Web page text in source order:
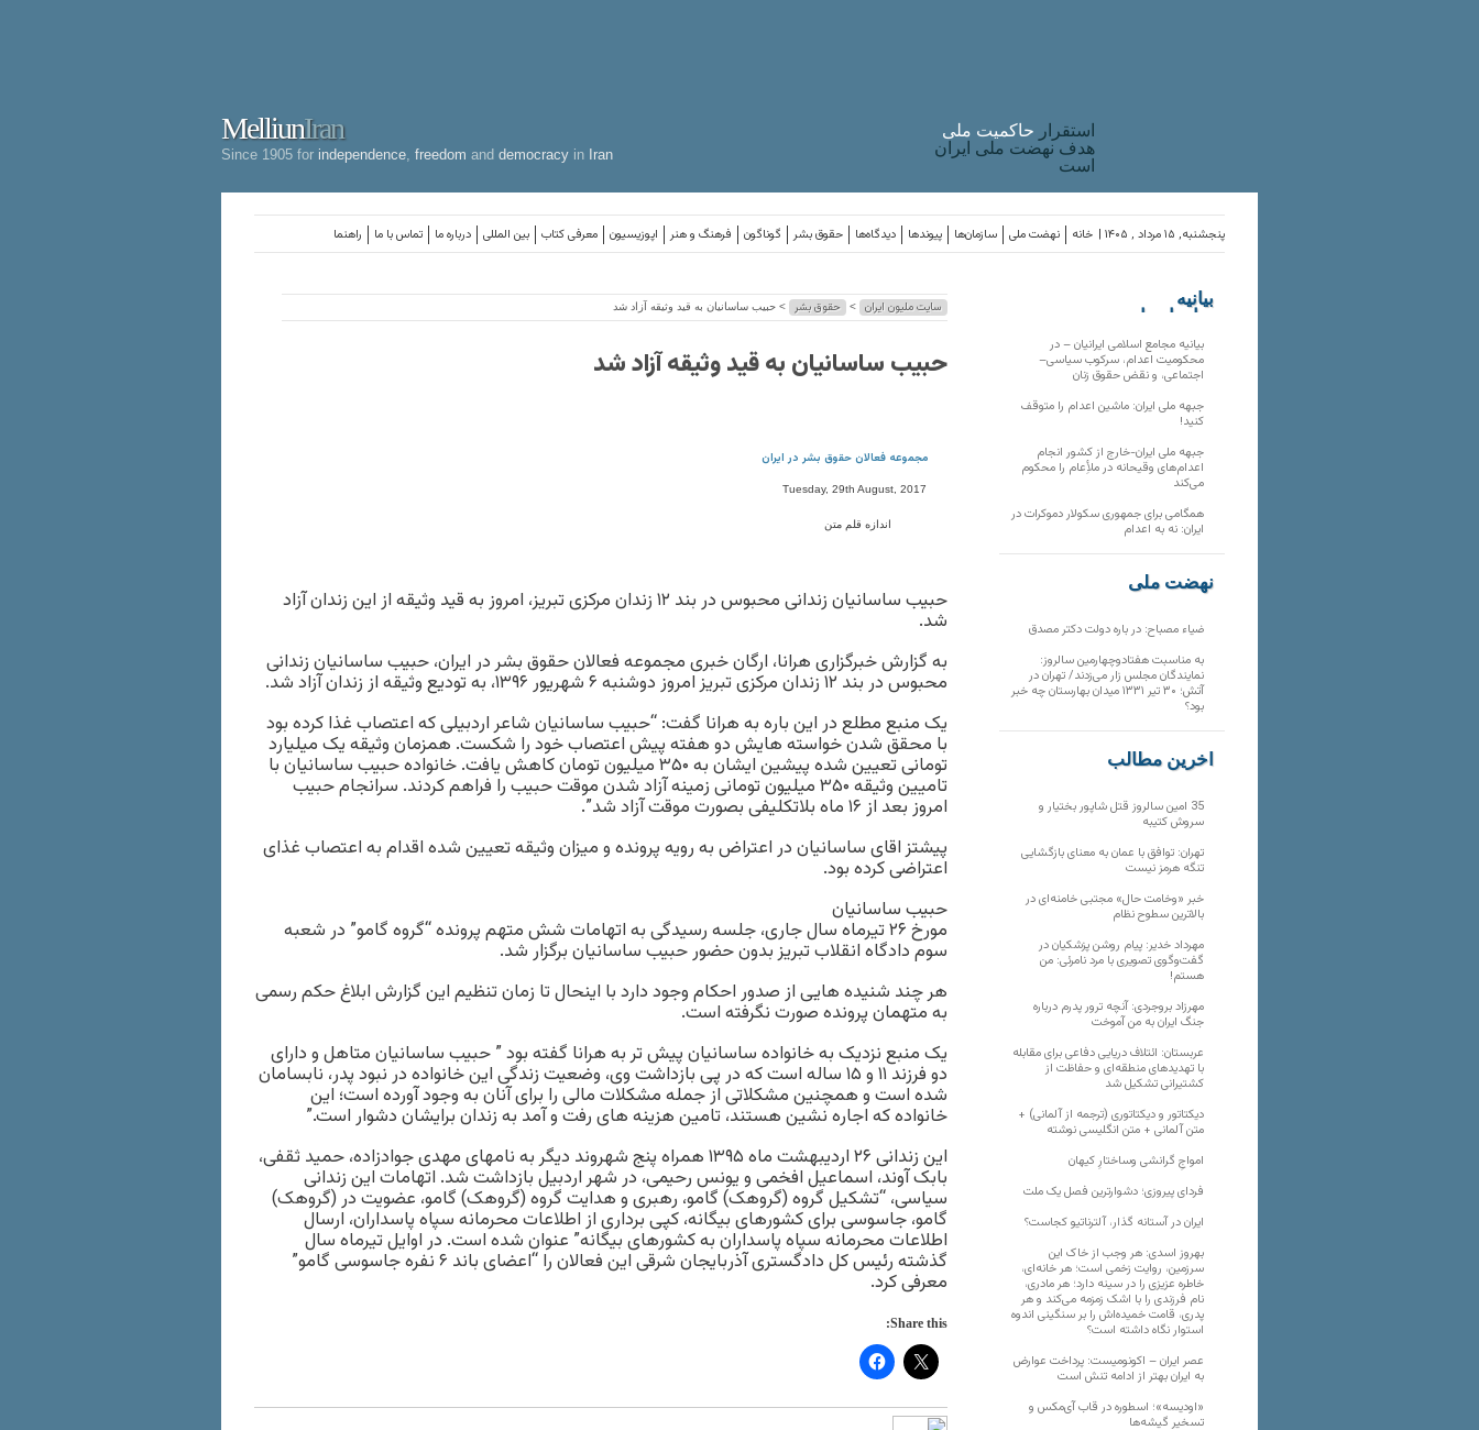
MelliunIran
Since 1905 for independence freedom and democracy in Iran
استقرار حاکميت ملی
هدف نهضت ملی ایران
است
راهنما تماس با ما درباره ما بین المللی معرفی کتاب اپوزیسیون فرهنگ و هنر گوناگون حقوق بشر دیدگاه‌ها پیوندها سازمان‌ها نهضت ملی خانه پنجشنبه, ۱۵ مرداد , ۱۴۰۵ |
سایت ملیون ایران > حقوق بشر > حبیب ساسانیان به قید وثیقه آزاد شد
حبیب ساسانیان به قید وثیقه آزاد شد
مجموعه فعالان حقوق بشر در ایران
Tuesday, 29th August, 2017
اندازه قلم متن
حبیب ساسانیان زندانی محبوس در بند ۱۲ زندان مرکزی تبریز، امروز به قید وثیقه از این زندان آزاد
شد.
به گزارش خبرگزاری هرانا، ارگان خبری مجموعه فعالان حقوق بشر در ایران، حبیب ساسانیان زندانی
محبوس در بند ۱۲ زندان مرکزی تبریز امروز دوشنبه ۶ شهریور ۱۳۹۶، به تودیع وثیقه از زندان آزاد شد.
یک منبع مطلع در این باره به هرانا گفت: “حبیب ساسانیان شاعر اردبیلی که اعتصاب غذا کرده بود
با محقق شدن خواسته هایش دو هفته پیش اعتصاب خود را شکست. همزمان وثیقه یک میلیارد
تومانی تعیین شده پیشین ایشان به ۳۵۰ میلیون تومان کاهش یافت. خانواده حبیب ساسانیان با
تامیین وثیقه ۳۵۰ میلیون تومانی زمینه آزاد شدن موقت حبیب را فراهم کردند. سرانجام حبیب
امروز بعد از ۱۶ ماه بلاتکلیفی بصورت موقت آزاد شد”.
پیشتز اقای ساسانیان در اعتراض به رویه پرونده و میزان وثیقه تعیین شده اقدام به اعتصاب غذای
اعتراضی کرده بود.
حبیب ساسانیان
مورخ ۲۶ تیرماه سال جاری، جلسه رسیدگی به اتهامات شش متهم پرونده “گروه گامو” در شعبه
سوم دادگاه انقلاب تبریز بدون حضور حبیب ساسانیان برگزار شد.
هر چند شنیده هایی از صدور احکام وجود دارد با اینحال تا زمان تنظیم این گزارش ابلاغ حکم رسمی
به متهمان پرونده صورت نگرفته است.
یک منبع نزدیک به خانواده ساسانیان پیش تر به هرانا گفته بود ” حبیب ساسانیان متاهل و دارای
دو فرزند ۱۱ و ۱۵ ساله است که در پی بازداشت وی، وضعیت زندگی این خانواده در نبود پدر، نابسامان
شده است و همچنین مشکلاتی از جمله مشکلات مالی را برای آنان به وجود آورده است؛ این
خانواده که اجاره نشین هستند، تامین هزینه های رفت و آمد به زندان برایشان دشوار است.”
این زندانی ۲۶ اردیبهشت ماه ۱۳۹۵ همراه پنج شهروند دیگر به نامهای مهدی جوادزاده، حمید ثقفی،
بابک آوند، اسماعیل افخمی و یونس رحیمی، در شهر اردبیل بازداشت شد. اتهامات این زندانی
سیاسی، “تشکیل گروه (گروهک) گامو، رهبری و هدایت گروه (گروهک) گامو، عضویت در (گروهک)
گامو، جاسوسی برای کشورهای بیگانه، کپی برداری از اطلاعات محرمانه سپاه پاسداران، ارسال
اطلاعات محرمانه سپاه پاسداران به کشورهای بیگانه” عنوان شده است. در اوایل تیرماه سال
گذشته رئیس کل دادگستری آذربایجان شرقی این فعالان را “اعضای باند ۶ نفره جاسوسی گامو”
معرفی کرد.
Share this:
بیانیه
سازمان‌های
بیانیه مجامع اسلامی ایرانیان – در
محکومیت اعدام، سرکوب سیاسی–
اجتماعی، و نقض حقوق زنان
جبهه ملی ایران: ماشین اعدام را متوقف
کنید!
جبهه ملی ایران-خارج از کشور انجام
اعدام‌های وقیحانه در ملأِعام را محکوم
می‌کند
همگامی برای جمهوری سکولار دموکرات در
ایران: نه به اعدام
نهضت ملی
ضیاء مصباح: در باره دولت دکتر مصدق
به مناسبت هفتادوچهارمین سالروز:
نمایندگان مجلس زار می‌زدند/ تهران در
آتش؛ ۳۰ تیر ۱۳۳۱ میدان بهارستان چه خبر
بود؟
آخرین مطالب
35 امین سالروز قتل شاپور بختیار و
سروش کتیبه
تهران: توافق با عمان به معنای بازگشایی
تنگه هرمز نیست
خبر «وخامت حال» مجتبی خامنه‌ای در
بالاترین سطوح نظام
مهرداد خدیر: پیام روشن پزشکیان در
گفت‌و‌گوی تصویری با مرد نامرئی: من
هستم!
مهرزاد بروجردی: آنچه ترور پدرم درباره
جنگ ایران به من آموخت
عربستان: ائتلاف دریایی دفاعی برای مقابله
با تهدیدهای منطقه‌ای و حفاظت از
کشتیرانی تشکیل شد
دیکتاتور و دیکتاتوری (ترجمه از آلمانی) +
متن آلمانی + متن انگلیسی نوشته
‌امواجِ گرانشی وساختارِ کیهان
فردای پیروزی؛ دشوارترین فصل یک ملت
ایران در آستانه گذار، آلترناتیو کجاست؟
بهروز اسدی: هر وجب از خاک‌ این
سرزمین، روایت زخمی است؛ هر خانه‌ای،
خاطره عزیزی را در سینه دارد؛ هر مادری،
نام فرزندی را با اشک زمزمه می‌کند و هر
پدری، قامت خمیده‌اش را بر سنگینی اندوه
استوار نگاه داشته است؟
عصر ایران – اکونومیست: پرداخت عوارض
به ایران بهتر از ادامه تنش است
«اودیسه»؛ اسطوره در قاب آی‌مکس و
تسخیر گیشه‌ها